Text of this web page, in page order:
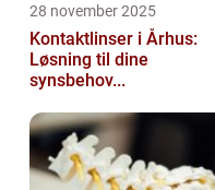
28 november 2025
Kontaktlinser i Århus:
Løsning til dine
synsbehov...